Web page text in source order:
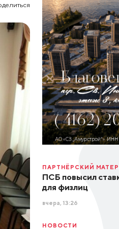
ПАРТНЁРСКИЙ
ПСБ повысил
для физлиц
вчера, 13:26
НОВОСТИ